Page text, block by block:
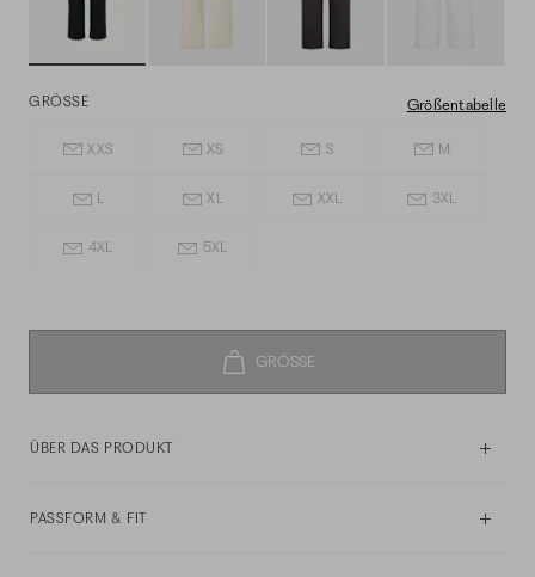
GRÖSSE Größentabelle
XXS XS S M
L XL XXL 3XL
4XL 5XL
ÜBER DAS PRODUKT
PASSFORM & FIT